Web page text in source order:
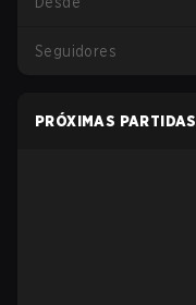
Seguidores
PRÓXIMAS PARTIDAS